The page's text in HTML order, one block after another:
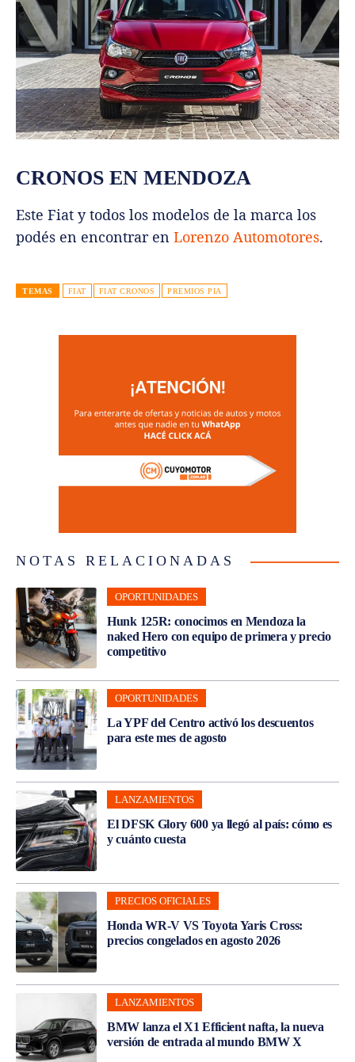
CRONOS EN MENDOZA
Este Fiat y todos los modelos de la marca los
podés en encontrar en Lorenzo Automotores.
TEMAS FIAT FIAT CRONOS PREMIOS PIA
NOTAS RELACIONADAS
OPORTUNIDADES
Hunk 125R: conocimos en Mendoza la
naked Hero con equipo de primera y precio
competitivo
OPORTUNIDADES
La YPF del Centro activó los descuentos
para este mes de agosto
LANZAMIENTOS
El DFSK Glory 600 ya llegó al país: cómo es
y cuánto cuesta
PRECIOS OFICIALES
Honda WR-V VS Toyota Yaris Cross:
precios congelados en agosto 2026
LANZAMIENTOS
BMW lanza el X1 Efficient nafta, la nueva
versión de entrada al mundo BMW X